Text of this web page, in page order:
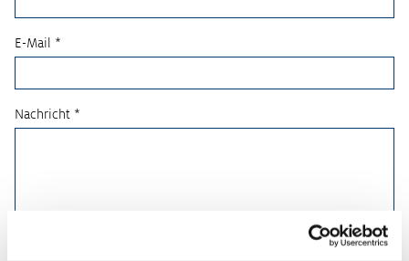
E-Mail *
Nachricht *